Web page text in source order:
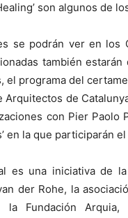
son algunos de
se podrán ver en los
también
el programa del
Arquitectos de
con Pier
en la que participarán
es una iniciativa de
der Rohe, la
la Fundación